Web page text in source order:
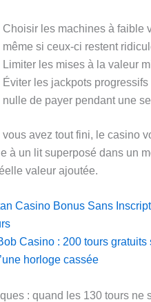
Choisir les machines à faible
même si ceux-ci restent
Limiter les mises à la valeur
Éviter les jackpots
nulle de payer pendant une
vous avez tout fini, le casino
à un lit superposé dans un
valeur ajoutée.
Casino Bonus Sans
Casino : 200 tours
horloge cassée
: quand les 130 tours ne